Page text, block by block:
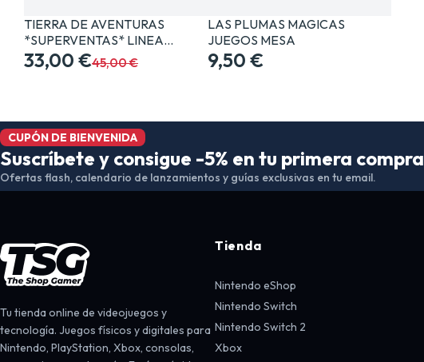
TIERRA DE AVENTURAS
*SUPERVENTAS* LINEA…
33,00 €45,00 €
LAS PLUMAS MAGICAS
JUEGOS MESA
9,50 €
CUPÓN DE BIENVENIDA
Suscríbete y consigue -5% en tu primera compra
Ofertas flash, calendario de lanzamientos y guías exclusivas en tu email.
Tu tienda online de videojuegos y
tecnología. Juegos físicos y digitales para
Nintendo, PlayStation, Xbox, consolas,
Tienda
Nintendo eShop
Nintendo Switch
Nintendo Switch 2
Xbox